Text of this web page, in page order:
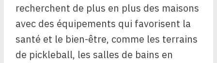
recherchent de plus en plus des maisons
avec des équipements qui favorisent la
santé et le bien-être, comme les terrains
de pickleball, les salles de bains en